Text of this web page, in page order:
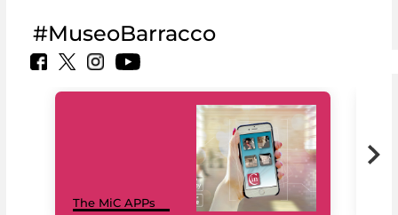
#MuseoBarracco
The MiC APPs